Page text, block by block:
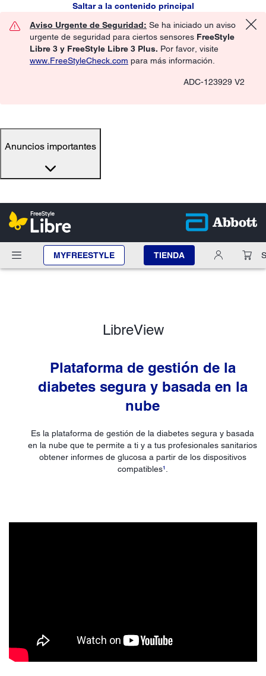
Saltar a la contenido principal
Aviso Urgente de Seguridad: Se ha iniciado un aviso
urgente de seguridad para ciertos sensores FreeStyle
Libre 3 y FreeStyle Libre 3 Plus. Por favor, visite
www.FreeStyleCheck.com para más información.
ADC-123929 V2
Anuncios importantes
MYFREESTYLE TIENDA
LibreView
Plataforma de gestión de la
diabetes segura y basada en la
nube
Es la plataforma de gestión de la diabetes segura y basada
en la nube que te permite a ti y a tus profesionales sanitarios
obtener informes de glucosa a partir de los dispositivos
compatibles¹